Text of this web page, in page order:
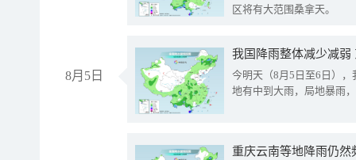
区将有大范围桑拿天。
8月5日
我国降雨整体减少减弱
今明天（8月5日至6日）
地有中到大雨，局地暴雨
重庆云南等地降雨仍然